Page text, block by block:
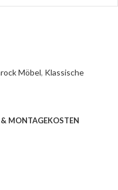
Möbel, Klassische
MONTAGEKOSTEN